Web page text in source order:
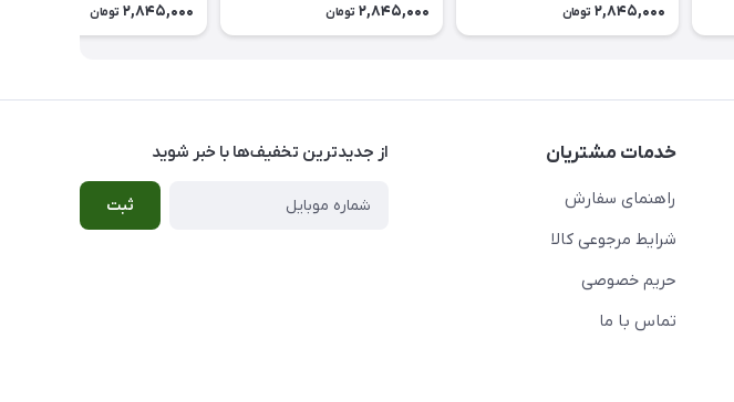
2,845,000 تومان 2,845,000 تومان 2,845,000 تومان
خدمات مشتریان
راهنمای سفارش
شرایط مرجوعی کالا
حریم خصوصی
تماس با ما
از جدید‌ترین تخفیف‌ها با‌ خبر شوید
ثبت